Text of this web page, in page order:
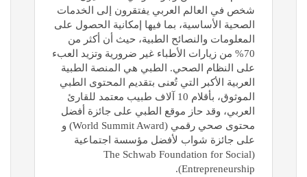
شخص في العالم العربي يفتقرون إلى الخدمات
الصحية الأساسية، بما فيها إمكانية الحصول على
المعلومات والنصائح الطبية، حيث أن أكثر من
70% من زيارات الأطباء غير ضرورية وتزيد العبء
على النظام الصحي. الطبي هي المنصة الطبية
العربية الأكبر التي تُعنى بتقديم المحتوى الطبي
الموثوق، بأقلام 10 آلاف طبيب معتمد للقارئ
العربي، وقد حاز موقع الطبي على جائزة أفضل
محتوى صحي رقمي (World Summit Award) و
على جائزة شواب لأفضل مؤسسة اجتماعية
(The Schwab Foundation for Social
Entrepreneurship).